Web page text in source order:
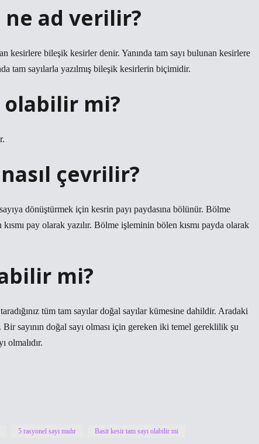
ne ad verilir?
kesirlere bileşik kesirler denir. Yanında tam sayı bulunan kesirlere
tam sayılarla yazılmış bileşik kesirlerin biçimidir.
olabilir mi?
çevrilir?
dönüştürmek için kesrin payı paydasına bölünür. Bölme
pay olarak yazılır. Bölme işleminin bölen kısmı payda olarak
mi?
tüm tam sayılar doğal sayılar kümesine dahildir. Aradaki
sayının doğal sayı olması için gereken iki temel gereklilik şu
olmalıdır.
5 rasyonel sayı mıdır Basit kesir tam sayı olabilir mi